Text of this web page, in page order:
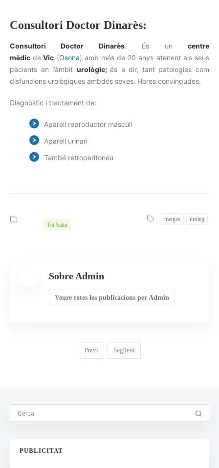
Consultori Doctor Dinarès:
Consultori Doctor Dinarès. És uncentre
mèdic de Vic (Osona) amb més de 20 anys atenent als seus
pacients en l’àmbit urològic;és a dir, tant patologies com
disfuncions urològiques ambdós sexes. Hores convingudes.
Diagnòstic i tractament de:
Aparell reproductor masculí
Aparell urinari
També retroperitoneu
Tot Salut
metges uròleg
Sobre Admin
Veure totes les publicacions per Admin
Previ Següent
PUBLICITAT